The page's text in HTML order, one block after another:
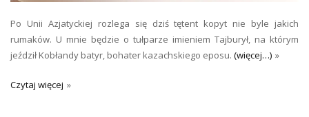
Po Unii Azjatyckiej rozlega się dziś tętent kopyt nie byle jakich
rumaków. U mnie będzie o tułparze imieniem Tajburył, na którym
jeździł Kobłandy batyr, bohater kazachskiego eposu. (więcej…)
Czytaj więcej